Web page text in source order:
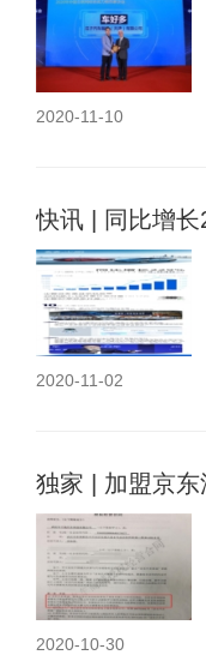
2020-11-10
快讯 | 同比增
2020-11-02
独家 | 加盟京
2020-10-30